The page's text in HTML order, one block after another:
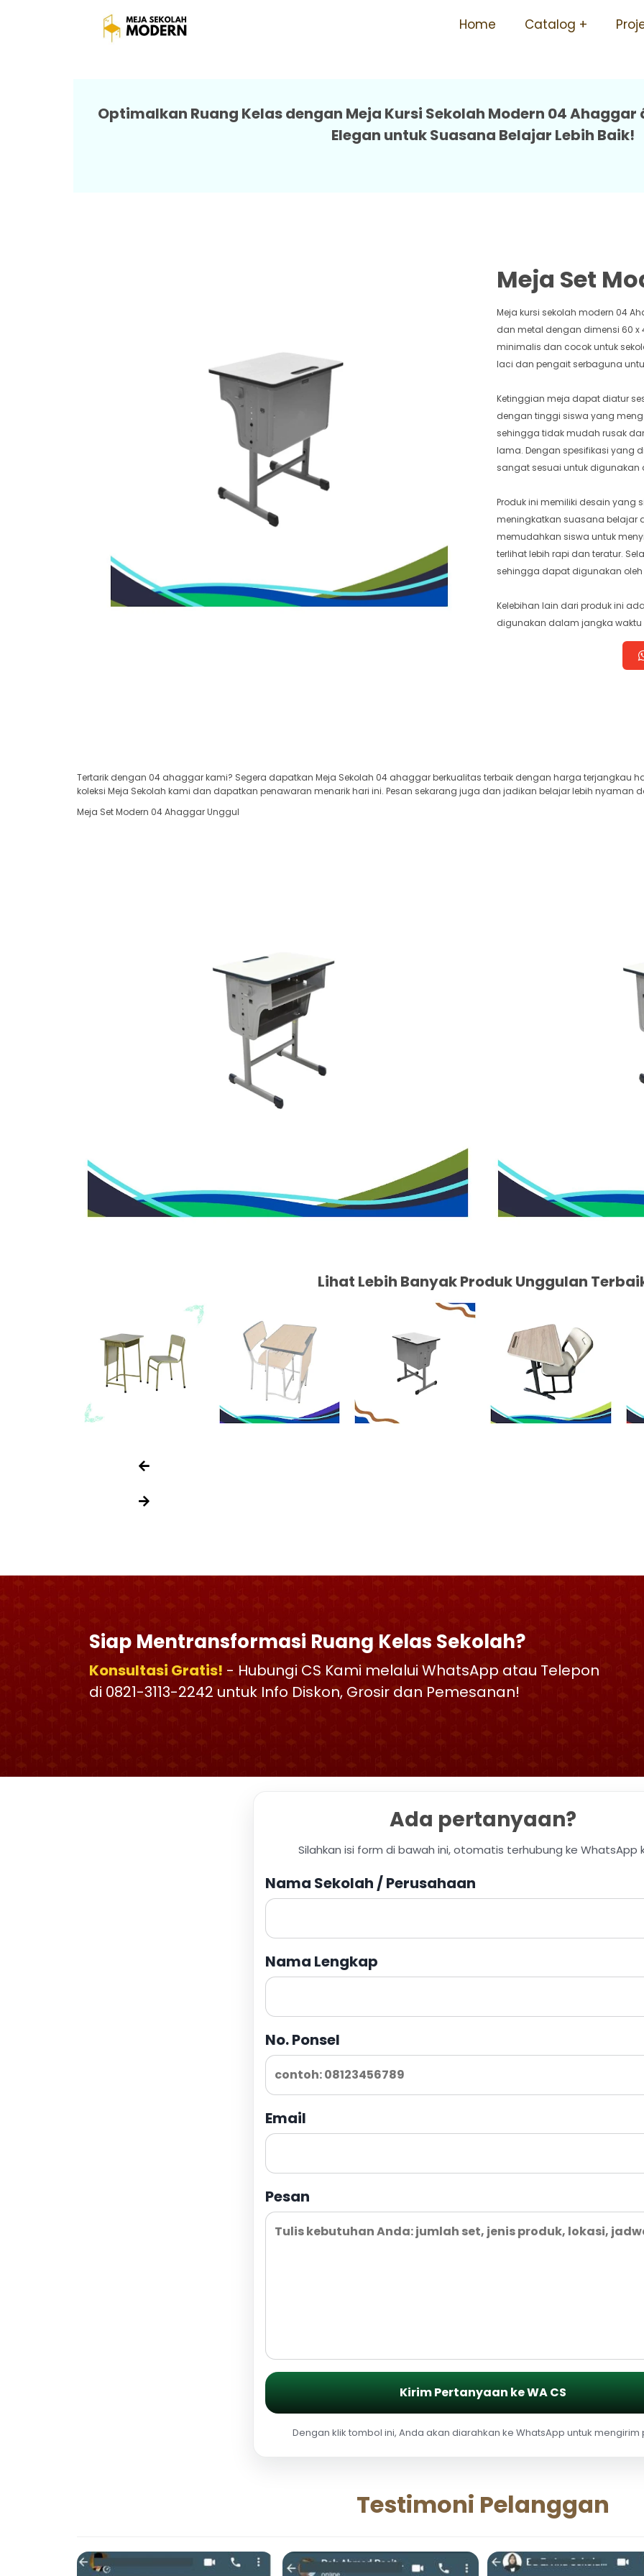
Home Catalog
Jual Meja Sekolah Harga Terjangkau
Optimalkan Ruang Kelas dengan Meja Kursi Sekolah Modern 04
Elegan untuk Suasana Belajar Lebih Baik!
Meja Set
Meja kursi sekolah modern 04
dan metal dengan dimensi 60 x
minimalis dan cocok untuk
laci dan pengait serbaguna
Ketinggian meja dapat diatur
dengan tinggi siswa yang
sehingga tidak mudah rusak
lama. Dengan spesifikasi yang
sangat sesuai untuk digunakan
Produk ini memiliki desain
meningkatkan suasana belajar
memudahkan siswa untuk
terlihat lebih rapi dan teratur.
sehingga dapat digunakan
Kelebihan lain dari produk ini
digunakan dalam jangka
Tertarik dengan 04 ahaggar kami? Segera dapatkan Meja Sekolah 04 ahaggar berkualitas terbaik dengan harga terjangkau
koleksi Meja Sekolah kami dan dapatkan penawaran menarik hari ini. Pesan sekarang juga dan jadikan belajar lebih nyaman
Meja Set Modern 04 Ahaggar Unggul
Lihat Lebih Banyak Produk Unggulan
Siap Mentransformasi Ruang Kelas Sekolah?
Konsultasi Gratis! - Hubungi CS Kami melalui WhatsApp atau Telepon
di 0821-3113-2242 untuk Info Diskon, Grosir dan Pemesanan!
Ada pertanyaan?
Silahkan isi form di bawah ini, otomatis terhubung ke WhatsApp
Nama Sekolah / Perusahaan
Nama Lengkap
No. Ponsel
Email
Pesan
Kirim Pertanyaan ke WA CS
Dengan klik tombol ini, Anda akan diarahkan ke WhatsApp untuk mengirim
Testimoni Pelanggan